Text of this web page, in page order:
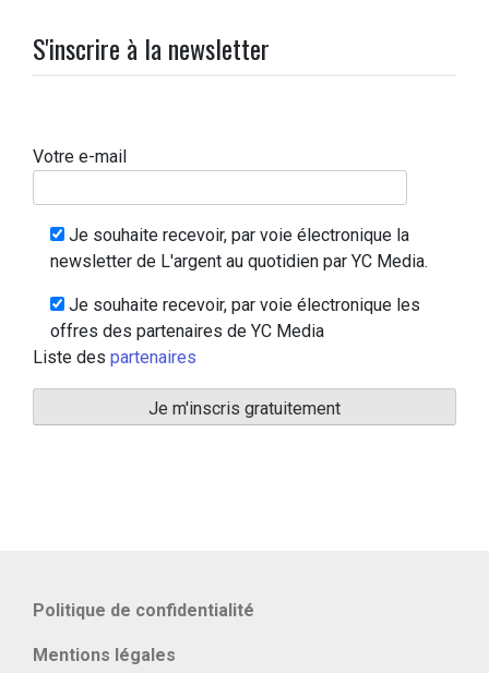
S'inscrire à la newsletter
Votre e-mail
Je souhaite recevoir, par voie électronique la
newsletter de L'argent au quotidien par YC Media.
Je souhaite recevoir, par voie électronique les
offres des partenaires de YC Media
Liste des partenaires
Politique de confidentialité
Mentions légales